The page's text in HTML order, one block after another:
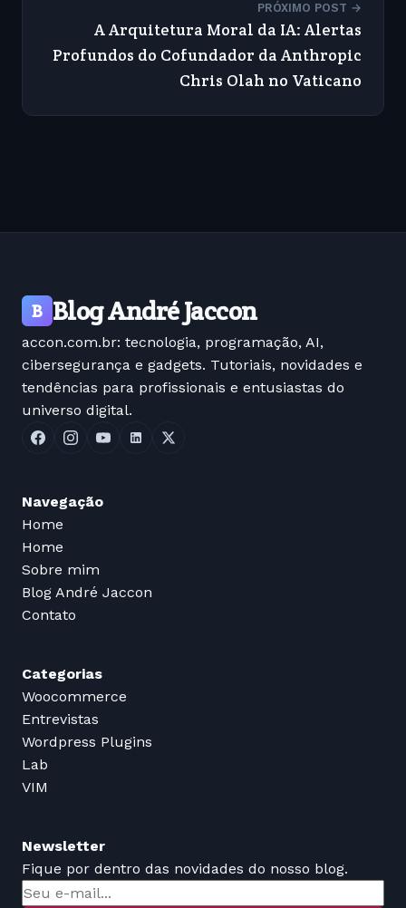
PRÓXIMO POST →
A Arquitetura Moral da IA: Alertas
Profundos do Cofundador da Anthropic
Chris Olah no Vaticano
B Blog André Jaccon
accon.com.br: tecnologia, programação, AI,
cibersegurança e gadgets. Tutoriais, novidades e
tendências para profissionais e entusiastas do
universo digital.
Navegação
Home
Home
Sobre mim
Blog André Jaccon
Contato
Categorias
Woocommerce
Entrevistas
Wordpress Plugins
Lab
VIM
Newsletter
Fique por dentro das novidades do nosso blog.